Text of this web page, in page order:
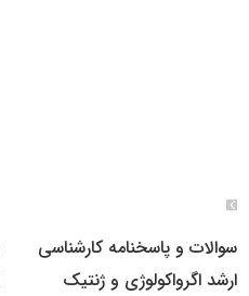
سوالات و پاسخنامه کارشناسی
ارشد اگرواکولوژی و ژنتیک